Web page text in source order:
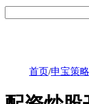
首页/申宝策